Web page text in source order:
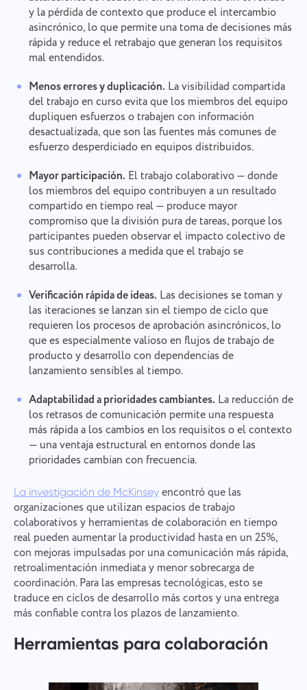
y la pérdida de contexto que produce el intercambio
asincrónico, lo que permite una toma de decisiones más
rápida y reduce el retrabajo que generan los requisitos
mal entendidos.
Menos errores y duplicación. La visibilidad compartida
del trabajo en curso evita que los miembros del equipo
dupliquen esfuerzos o trabajen con información
desactualizada, que son las fuentes más comunes de
esfuerzo desperdiciado en equipos distribuidos.
Mayor participación. El trabajo colaborativo — donde
los miembros del equipo contribuyen a un resultado
compartido en tiempo real — produce mayor
compromiso que la división pura de tareas, porque los
participantes pueden observar el impacto colectivo de
sus contribuciones a medida que el trabajo se
desarrolla.
Verificación rápida de ideas. Las decisiones se toman y
las iteraciones se lanzan sin el tiempo de ciclo que
requieren los procesos de aprobación asincrónicos, lo
que es especialmente valioso en flujos de trabajo de
producto y desarrollo con dependencias de
lanzamiento sensibles al tiempo.
Adaptabilidad a prioridades cambiantes. La reducción de
los retrasos de comunicación permite una respuesta
más rápida a los cambios en los requisitos o el contexto
— una ventaja estructural en entornos donde las
prioridades cambian con frecuencia.
La investigación de McKinseyencontró que las
organizaciones que utilizan espacios de trabajo
colaborativos y herramientas de colaboración en tiempo
real pueden aumentar la productividad hasta en un 25%,
con mejoras impulsadas por una comunicación más rápida,
retroalimentación inmediata y menor sobrecarga de
coordinación. Para las empresas tecnológicas, esto se
traduce en ciclos de desarrollo más cortos y una entrega
más confiable contra los plazos de lanzamiento.
Herramientas para colaboración